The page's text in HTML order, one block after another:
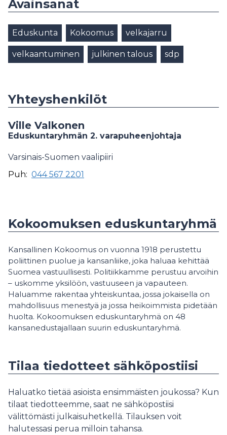
Avainsanat
Eduskunta Kokoomus velkajarru
velkaantuminen julkinen talous sdp
Yhteyshenkilöt
Ville Valkonen
Eduskuntaryhmän 2. varapuheenjohtaja
Varsinais-Suomen vaalipiiri
Puh: 044 567 2201
Kokoomuksen eduskuntaryhmä
Kansallinen Kokoomus on vuonna 1918 perustettu
poliittinen puolue ja kansanliike, joka haluaa kehittää
Suomea vastuullisesti. Politiikkamme perustuu arvoihin
– uskomme yksilöön, vastuuseen ja vapauteen.
Haluamme rakentaa yhteiskuntaa, jossa jokaisella on
mahdollisuus menestyä ja jossa heikoimmista pidetään
huolta. Kokoomuksen eduskuntaryhmä on 48
kansanedustajallaan suurin eduskuntaryhmä.
Tilaa tiedotteet sähköpostiisi
Haluatko tietää asioista ensimmäisten joukossa? Kun
tilaat tiedotteemme, saat ne sähköpostiisi
välittömästi julkaisuhetkellä. Tilauksen voit
halutessasi perua milloin tahansa.